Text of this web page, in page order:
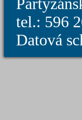
tel.: 596
Datová